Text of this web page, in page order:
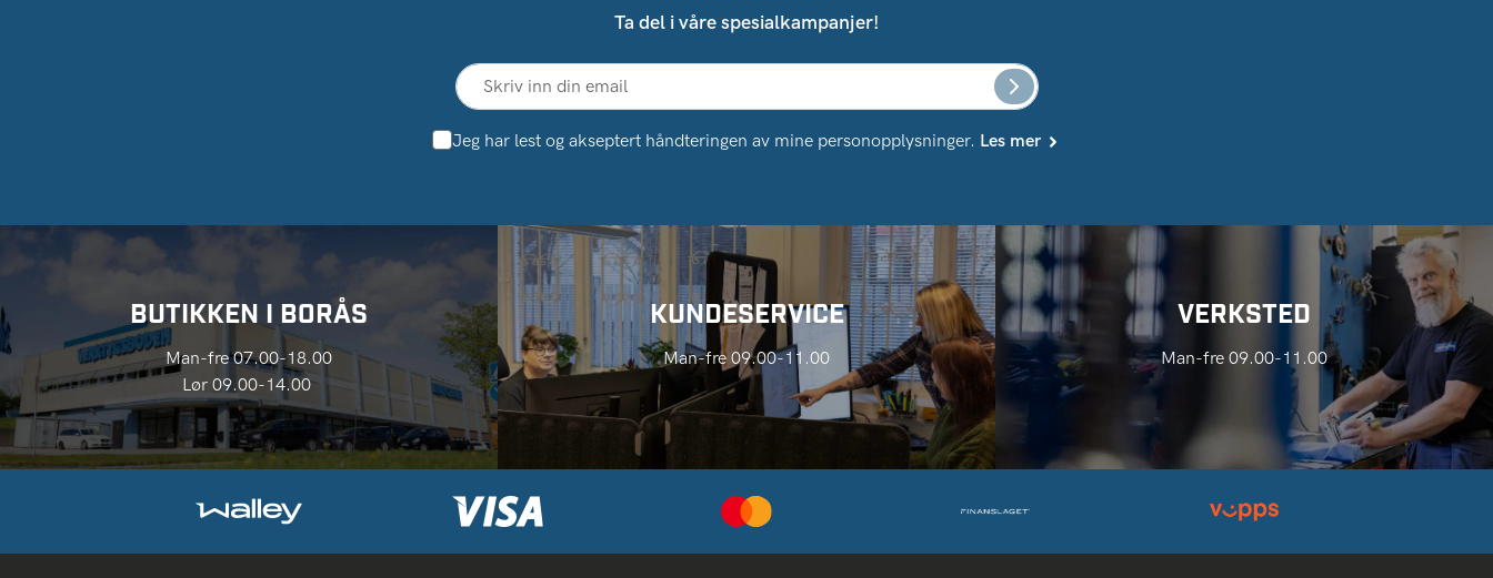
Ta del i våre spesialkampanjer!
Jeg har lest og akseptert håndteringen av mine personopplysninger. Les mer
BUTIKKEN I BORÅS
Man-fre 07.00-18.00
Lør 09.00-14.00
KUNDESERVICE
Man-fre 09.00-11.00
VERKSTED
Man-fre 09.00-11.00